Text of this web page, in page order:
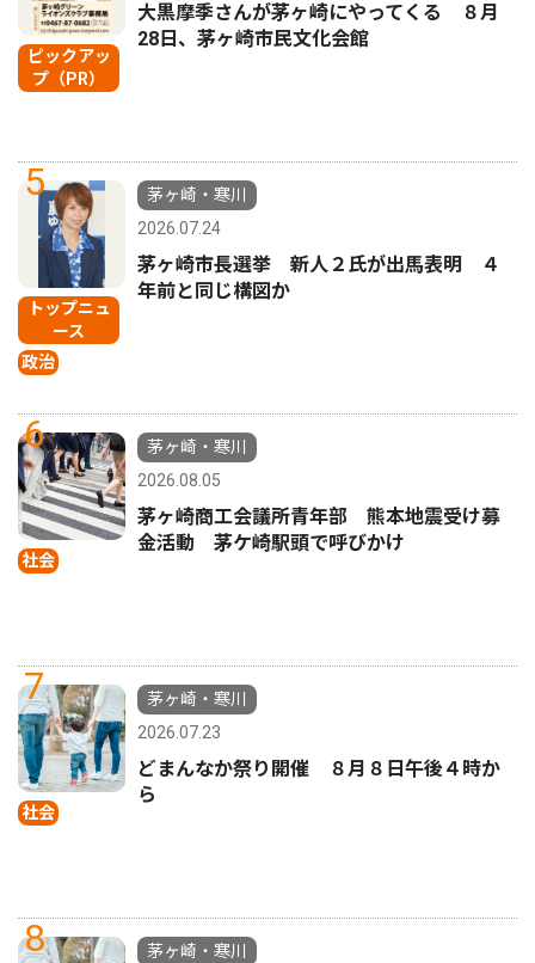
ピックアッ
プ（PR）
大黒摩季さんが茅ヶ崎にやってくる ８月
28日、茅ヶ崎市民文化会館
5
トップニュ
ース
政治
茅ヶ崎・寒川
2026.07.24
茅ヶ崎市長選挙 新人２氏が出馬表明 ４
年前と同じ構図か
6
社会
茅ヶ崎・寒川
2026.08.05
茅ヶ崎商工会議所青年部 熊本地震受け募
金活動 茅ケ崎駅頭で呼びかけ
7
社会
茅ヶ崎・寒川
2026.07.23
どまんなか祭り開催 ８月８日午後４時か
ら
8
茅ヶ崎・寒川